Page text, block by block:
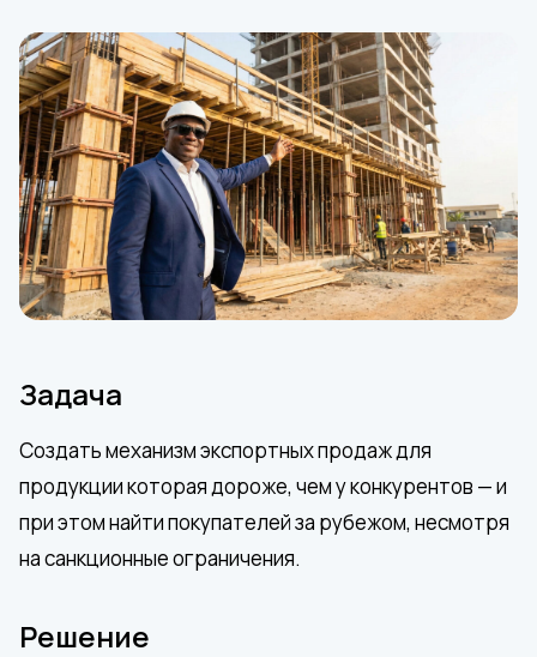
Задача
Создать механизм экспортных продаж для
продукции которая дороже, чем у конкурентов — и
при этом найти покупателей за рубежом, несмотря
на санкционные ограничения.
Решение